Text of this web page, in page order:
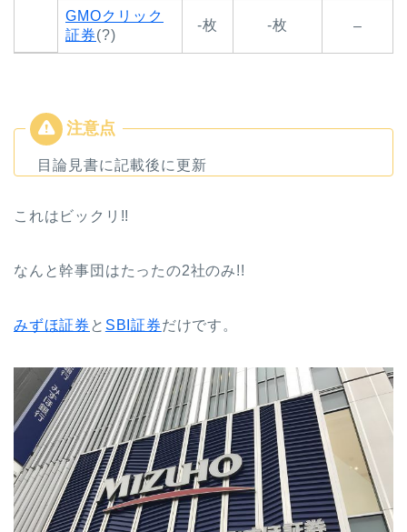
GMOクリック
証券(?)
-枚 -枚 –
目論見書に記載後に更新
これはビックリ!!
なんと幹事団はたったの2社のみ!!
みずほ証券 と SBI証券だけです。